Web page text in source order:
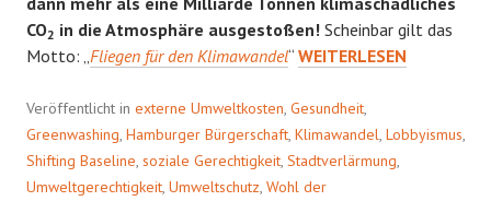
CO2 in die Atmosphäre ausgestoßen! Scheinbar gilt das
Motto: „ Fliegen für den Klimawandel“ PALMÖL
DIE
ÖKOFLIEGER?
WEITERLESEN
Veröffentlicht in externe Umweltkosten Gesundheit
Greenwashing Hamburger Bürgerschaft Klimawandel Lobbyismus
Shifting Baseline soziale Gerechtigkeit Stadtverlärmung
Umweltgerechtigkeit Umweltschutz Wohl der